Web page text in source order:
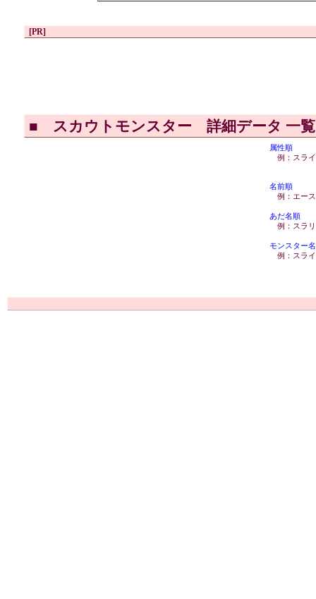
[PR]
■ スカウトモンスター 詳細データ 一
属性順
例：スラ
名前順
例：エース
あだ名順
例：スラ
モンスター
例：スラ